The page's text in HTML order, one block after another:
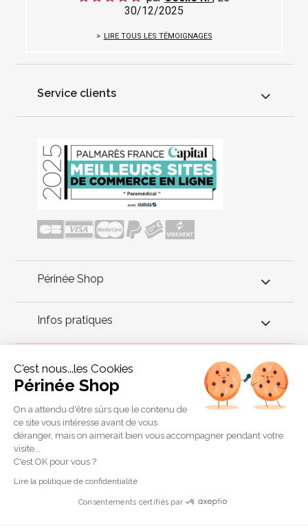
30/12/2025
LIRE TOUS LES TÉMOIGNAGES
Service clients
Périnée Shop
Infos pratiques
Périnée Shop dans l'émission de TV "Les Maternelles". Lors
d'un sujet sur la rééducation du périnée chez soi, de nombreux
dispositifs proposés par Périnée Shop étaient présentés. En
effet, Périnée Shop est spécialisé dans la vente d'accessoires
pour la rééducation du périnée à domicile, pour les particuliers.
Copyright 2011 © Périnée Shop
Conditions générales de vente
Mentions légales
C'est nous...les Cookies
Périnée Shop
On a attendu d'être sûrs que le contenu de
ce site vous intéresse avant de vous
déranger, mais on aimerait bien vous accompagner pendant votre
visite...
C'est OK pour vous ?
Lire la politique de confidentialité
Consentements certifiés par